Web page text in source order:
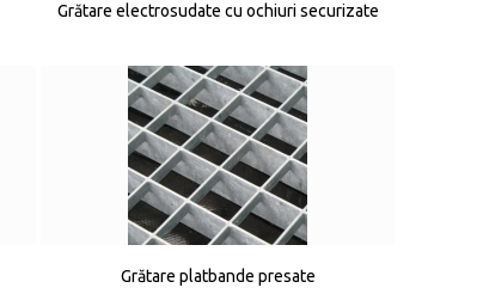
Grătare electrosudate cu ochiuri securizate
Grătare platbande presate